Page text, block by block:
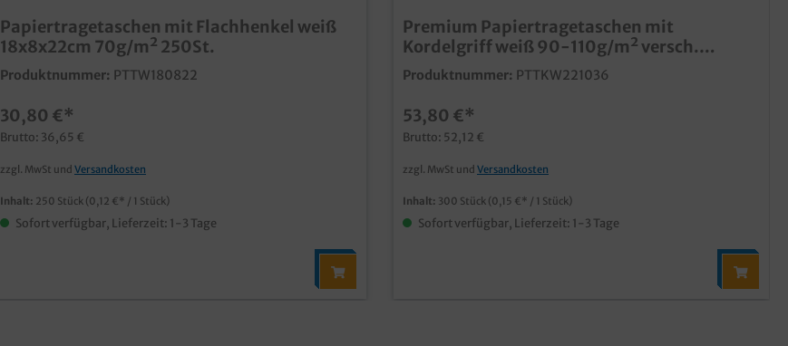
Papiertragetaschen mit Flachhenkel weiß
18x8x22cm 70g/m² 250St.
Produktnummer: PTTW180822
30,80 €*
Brutto: 36,65 €
zzgl. MwSt und Versandkosten
Inhalt: 250 Stück (0,12 €* / 1 Stück)
Sofort verfügbar, Lieferzeit: 1-3 Tage
Premium Papiertragetaschen mit
Kordelgriff weiß 90-110g/m² versch.
Größen
Produktnummer: PTTKW221036
53,80 €*
Brutto: 52,12 €
zzgl. MwSt und Versandkosten
Inhalt: 300 Stück (0,15 €* / 1 Stück)
Sofort verfügbar, Lieferzeit: 1-3 Tage